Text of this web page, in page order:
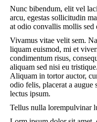
Nunc bibendum, elit vel
arcu, egestas sollicitudin
at odio convallis mollis sed
Vivamus vitae velit sem.
liquam euismod, mi et
condimentum risus,
aliquam sed nisi eu
Aliquam in tortor auctor,
odio felis, placerat a augue
lectus ipsum.
Tellus nulla lorempulvinar